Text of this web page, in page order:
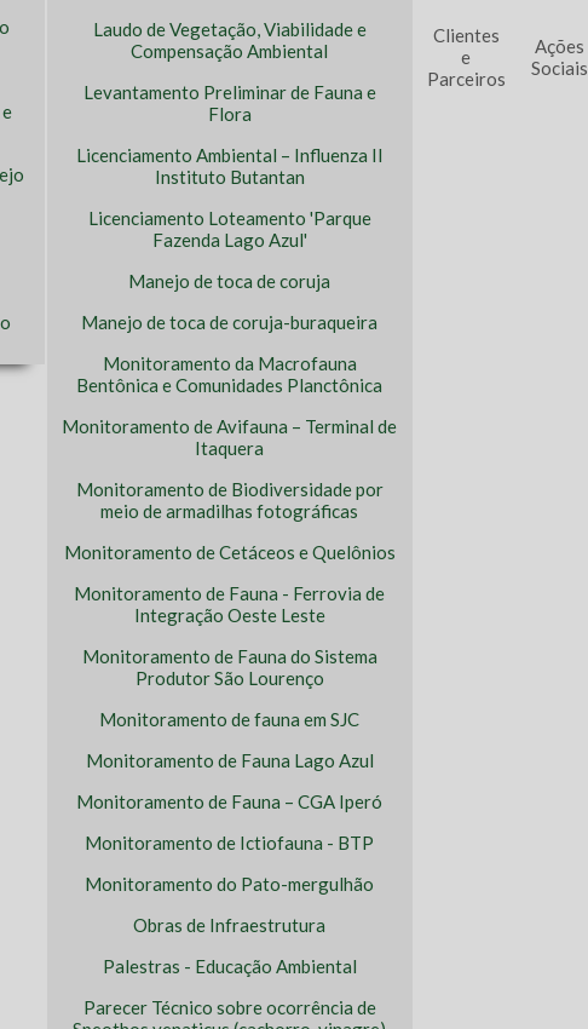
Laudo de Vegetação, Viabilidade e
Compensação Ambiental
Levantamento Preliminar de Fauna e
Flora
Licenciamento Ambiental – Influenza II
Instituto Butantan
Licenciamento Loteamento 'Parque
Fazenda Lago Azul'
Manejo de toca de coruja
Manejo de toca de coruja-buraqueira
Monitoramento da Macrofauna
Bentônica e Comunidades Planctônica
Monitoramento de Avifauna – Terminal de
Itaquera
Monitoramento de Biodiversidade por
meio de armadilhas fotográficas
Monitoramento de Cetáceos e Quelônios
Monitoramento de Fauna - Ferrovia de
Integração Oeste Leste
Monitoramento de Fauna do Sistema
Produtor São Lourenço
Monitoramento de fauna em SJC
Monitoramento de Fauna Lago Azul
Monitoramento de Fauna – CGA Iperó
Monitoramento de Ictiofauna - BTP
Monitoramento do Pato-mergulhão
Obras de Infraestrutura
Palestras - Educação Ambiental
Parecer Técnico sobre ocorrência de
Clientes
e
Parceiros
Ações
Sociais